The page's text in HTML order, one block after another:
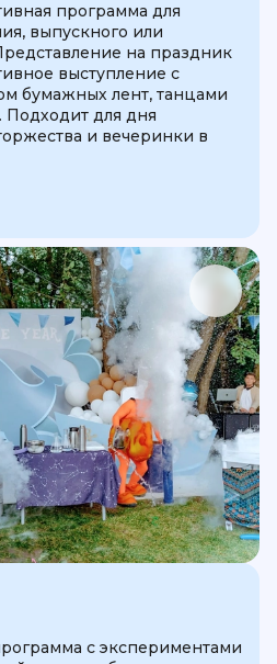
программа для
выпускного или
на праздник
выступление с
бумажных лент, танцами
Подходит для дня
и вечеринки в
с экспериментами